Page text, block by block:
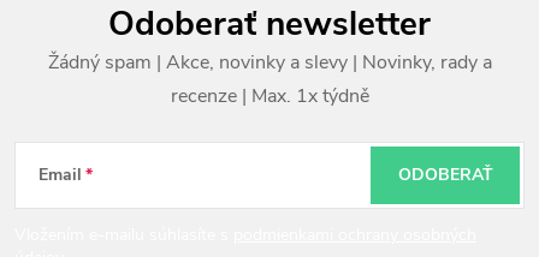
ä
Odoberať newsletter
Email ODOBERAŤ